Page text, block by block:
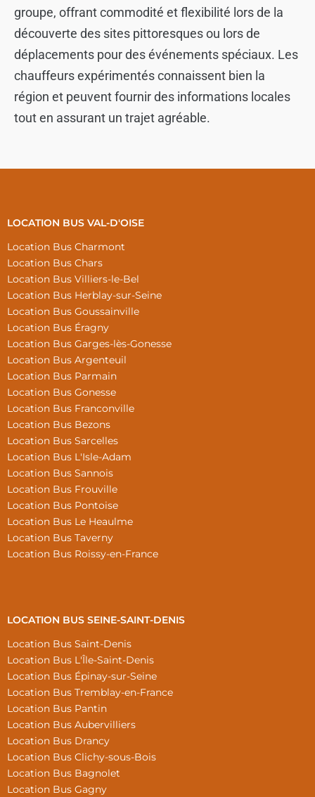
groupe, offrant commodité et flexibilité lors de la
découverte des sites pittoresques ou lors de
déplacements pour des événements spéciaux. Les
chauffeurs expérimentés connaissent bien la
région et peuvent fournir des informations locales
tout en assurant un trajet agréable.
LOCATION BUS VAL-D'OISE
Location Bus Charmont
Location Bus Chars
Location Bus Villiers-le-Bel
Location Bus Herblay-sur-Seine
Location Bus Goussainville
Location Bus Éragny
Location Bus Garges-lès-Gonesse
Location Bus Argenteuil
Location Bus Parmain
Location Bus Gonesse
Location Bus Franconville
Location Bus Bezons
Location Bus Sarcelles
Location Bus L'Isle-Adam
Location Bus Sannois
Location Bus Frouville
Location Bus Pontoise
Location Bus Le Heaulme
Location Bus Taverny
Location Bus Roissy-en-France
LOCATION BUS SEINE-SAINT-DENIS
Location Bus Saint-Denis
Location Bus L'Île-Saint-Denis
Location Bus Épinay-sur-Seine
Location Bus Tremblay-en-France
Location Bus Pantin
Location Bus Aubervilliers
Location Bus Drancy
Location Bus Clichy-sous-Bois
Location Bus Bagnolet
Location Bus Gagny